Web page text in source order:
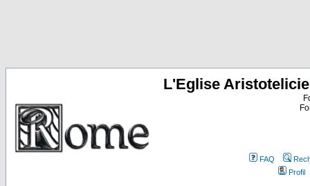
L'Eglise
FAQ
Profil